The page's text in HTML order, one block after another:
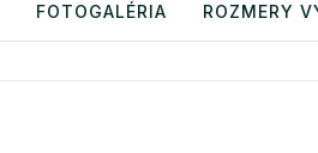
FOTOGALÉRIA ROZMERY